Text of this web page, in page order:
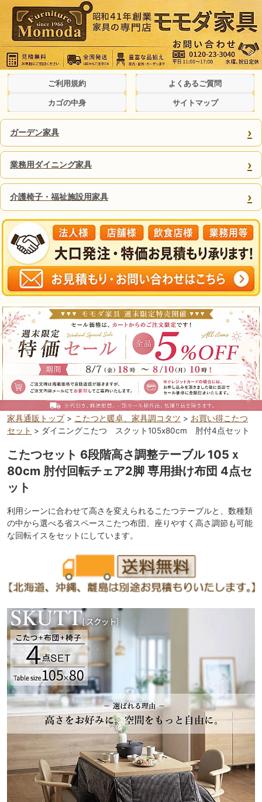
ご利用規約 よくあるご質問
カゴの中身 サイトマップ
ガーデン家具 ›
業務用ダイニング家具 ›
介護椅子・福祉施設用家具 ›
家具通販トップ> こたつと暖卓、家具調コタツ > お買い得こたつ
セット > ダイニングこたつ スクット105x80cm 肘付4点セット
こたつセット 6段階高さ調整テーブル 105ｘ
80cm 肘付回転チェア2脚 専用掛け布団 4点セ
ット
利用シーンに合わせて高さを変えられるこたつテーブルと、数種類
の中から選べる省スペースこたつ布団、座りやすく高さ調節も可能
な回転イスをセットにしています。